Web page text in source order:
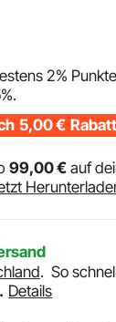
2%
.
5,00€
99,00€ auf
.So
Details